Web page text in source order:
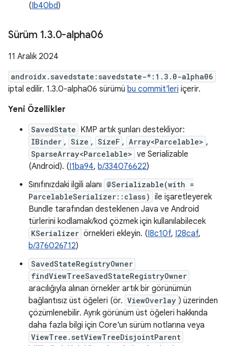
(Ib40bd)
Sürüm 1.3.0-alpha06
11 Aralık 2024
androidx.savedstate:savedstate-*:1.3.0-alpha06
iptal edilir. 1.3.0-alpha06 sürümü bu commit'leri içerir.
Yeni Özellikler
SavedState KMP artık şunları destekliyor:
IBinder , Size , SizeF , Array<Parcelable> ,
SparseArray<Parcelable> ve Serializable
(Android). (I1ba94, b/334076622)
Sınıfınızdaki ilgili alanı @Serializable(with =
ParcelableSerializer::class) ile işaretleyerek
Bundle tarafından desteklenen Java ve Android
türlerini kodlamak/kod çözmek için kullanılabilecek
KSerializer örnekleri ekleyin. (I8c10f, I28caf,
b/376026712)
SavedStateRegistryOwner
findViewTreeSavedStateRegistryOwner
aracılığıyla alınan örnekler artık bir görünümün
bağlantısız üst öğeleri (ör. ViewOverlay ) üzerinden
çözümlenebilir. Ayrık görünüm üst öğeleri hakkında
daha fazla bilgi için Core'un sürüm notlarına veya
ViewTree.setViewTreeDisjointParent